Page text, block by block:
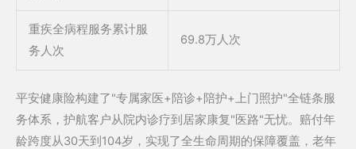
重疾全病程服务累计服
务人次
69.8万人次
平安健康险构建了"专属家医+陪诊+陪护+上门照护"全链条服
务体系，护航客户从院内诊疗到居家康复"医路"无忧。赔付年
龄跨度从30天到104岁，实现了全生命周期的保障覆盖，老年